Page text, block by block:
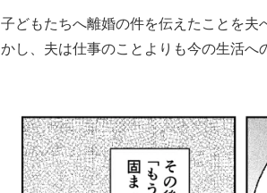
子どもたちへ離婚の件を伝えたことを夫
かし、夫は仕事のことよりも今の生活へ